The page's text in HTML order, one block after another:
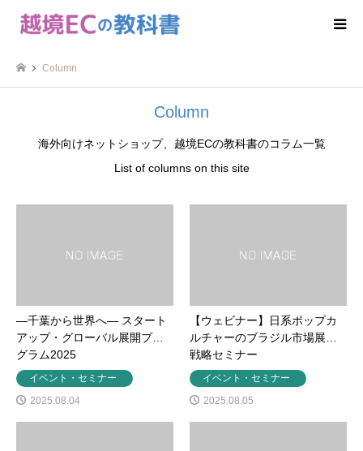
Column
Column
海外向けネットショップ、越境ECの教科書のコラム一覧
List of columns on this site
―千葉から世界へ― スタート
アップ・グローバル展開プロ
グラム2025
イベント・セミナー
2025.08.04
【ウェビナー】日系ポップカ
ルチャーのブラジル市場展開
戦略セミナー
イベント・セミナー
2025.08.05